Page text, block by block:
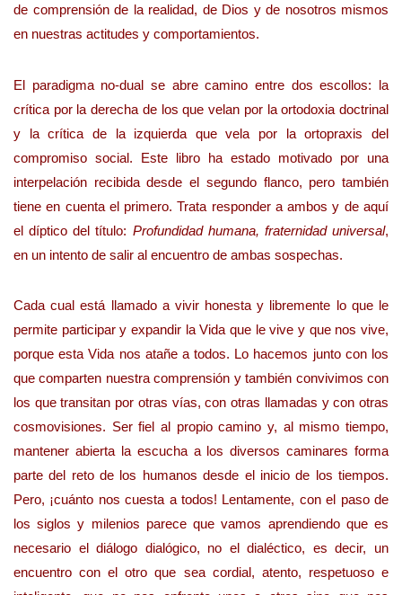
de comprensión de la realidad, de Dios y de nosotros mismos
en nuestras actitudes y comportamientos.
El paradigma no-dual se abre camino entre dos escollos: la
crítica por la derecha de los que velan por la ortodoxia doctrinal
y la crítica de la izquierda que vela por la ortopraxis del
compromiso social. Este libro ha estado motivado por una
interpelación recibida desde el segundo flanco, pero también
tiene en cuenta el primero. Trata responder a ambos y de aquí
el díptico del título: Profundidad humana, fraternidad universal,
en un intento de salir al encuentro de ambas sospechas.
Cada cual está llamado a vivir honesta y libremente lo que le
permite participar y expandir la Vida que le vive y que nos vive,
porque esta Vida nos atañe a todos. Lo hacemos junto con los
que comparten nuestra comprensión y también convivimos con
los que transitan por otras vías, con otras llamadas y con otras
cosmovisiones. Ser fiel al propio camino y, al mismo tiempo,
mantener abierta la escucha a los diversos caminares forma
parte del reto de los humanos desde el inicio de los tiempos.
Pero, ¡cuánto nos cuesta a todos! Lentamente, con el paso de
los siglos y milenios parece que vamos aprendiendo que es
necesario el diálogo dialógico, no el dialéctico, es decir, un
encuentro con el otro que sea cordial, atento, respetuoso e